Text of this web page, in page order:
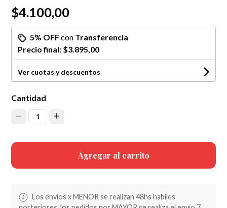
$4.100,00
5% OFFcon Transferencia
Precio final: $3.895,00
Ver cuotas y descuentos
Cantidad
1
Agregar al carrito
Los envios x MENOR se realizan 48hs habiles